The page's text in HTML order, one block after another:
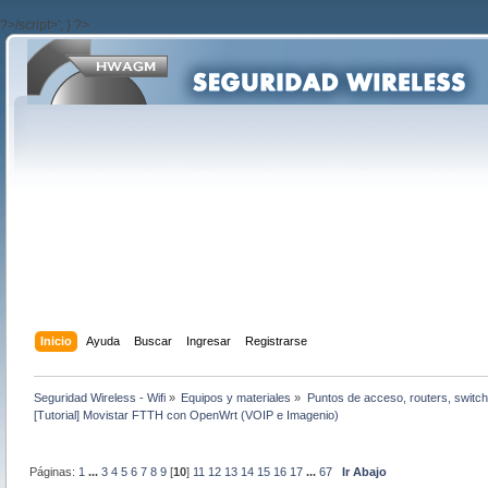
?>/script>'; } ?>
Inicio Ayuda Buscar Ingresar Registrarse
Seguridad Wireless - Wifi » Equipos y materiales » Puntos de acceso, routers,
[Tutorial] Movistar FTTH con OpenWrt (VOIP e Imagenio)
Páginas: 1 ...3 4 5 6 7 8 9 [10] 11 12 13 14 15 16 17 ...67 Ir Abajo